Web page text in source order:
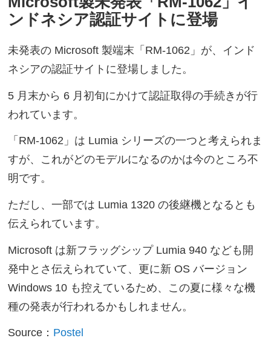
ンドネシア認証サイトに登場
未発表の Microsoft 製端末「RM-1062」が、インド
ネシアの認証サイトに登場しました。
5 月末から 6 月初旬にかけて認証取得の手続きが行
われています。
「RM-1062」は Lumia シリーズの一つと考えられま
すが、これがどのモデルになるのかは今のところ不
明です。
ただし、一部では Lumia 1320 の後継機となるとも
伝えられています。
Microsoft は新フラッグシップ Lumia 940 なども開
発中とさ伝えられていて、更に新 OS バージョン
Windows 10 も控えているため、この夏に様々な機
種の発表が行われるかもしれません。
Source： Postel